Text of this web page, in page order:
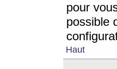
pour
possible
Haut